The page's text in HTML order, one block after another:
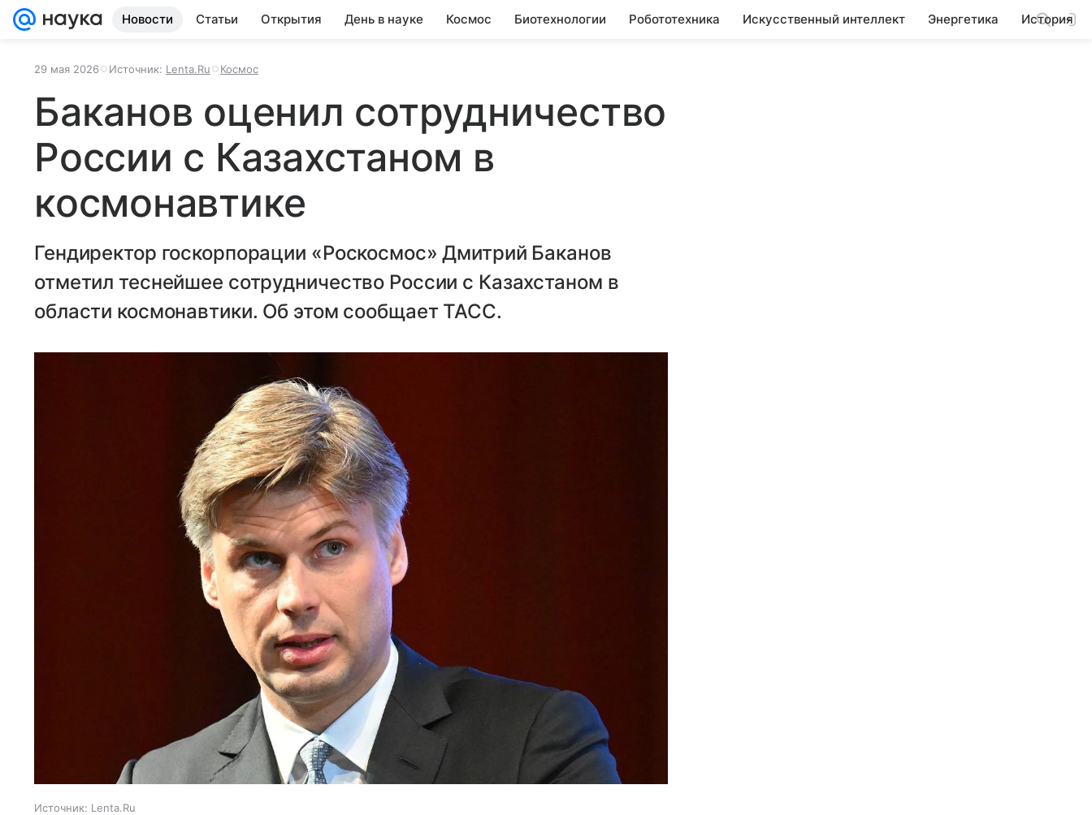
Новости Статьи Открытия День в науке Космос Биотехнологии Робототехника Искусственный интеллект Энергетика История
29 мая 2026 Источник: Lenta.Ru Космос
Баканов оценил сотрудничество
России с Казахстаном в
космонавтике
Гендиректор госкорпорации «Роскосмос» Дмитрий Баканов
отметил теснейшее сотрудничество России с Казахстаном в
области космонавтики. Об этом сообщает ТАСС.
Источник: Lenta.Ru